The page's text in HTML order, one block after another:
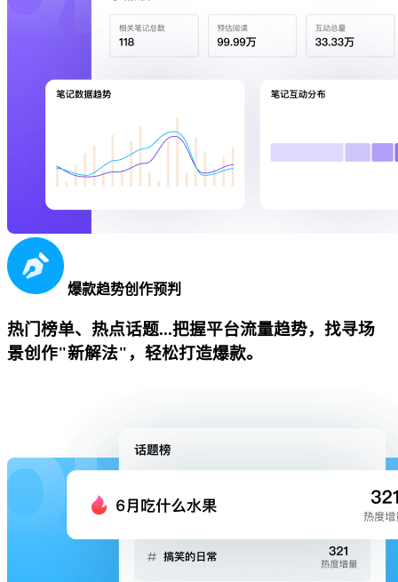
爆款趋势创作预判
热门榜单、热点话题...把握平台流量趋势，找寻场
景创作"新解法"，轻松打造爆款。